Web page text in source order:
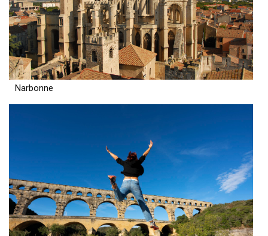
Narbonne